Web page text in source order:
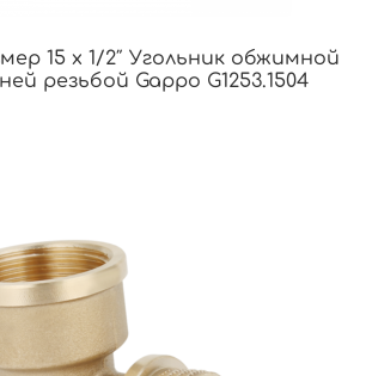
15 х 1/2″ Угольник обжимной
резьбой Gappo G1253.1504